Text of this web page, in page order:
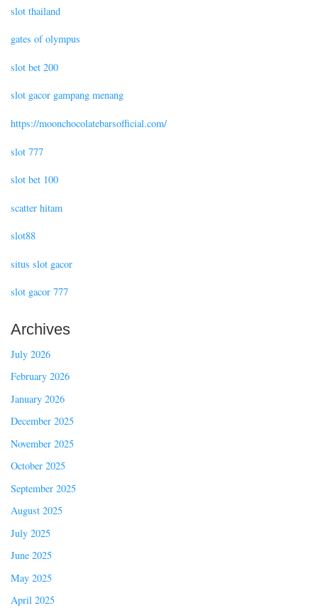
slot thailand
gates of olympus
slot bet 200
slot gacor gampang menang
https://moonchocolatebarsofficial.com/
slot 777
slot bet 100
scatter hitam
slot88
situs slot gacor
slot gacor 777
Archives
July 2026
February 2026
January 2026
December 2025
November 2025
October 2025
September 2025
August 2025
July 2025
June 2025
May 2025
April 2025